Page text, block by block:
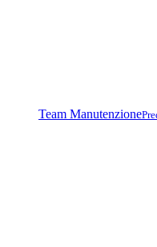
Team Manutenzione